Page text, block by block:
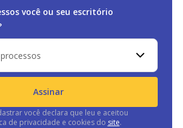
você ou seu escritório
Assinar
você declara que leu e aceitou
de privacidade e cookies do site.